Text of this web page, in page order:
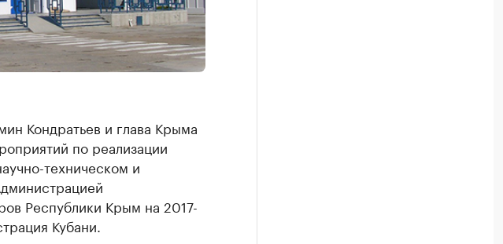
Кондратьев и глава Крыма
по реализации
техническом и
Республики Крым на 2017-
Кубани.